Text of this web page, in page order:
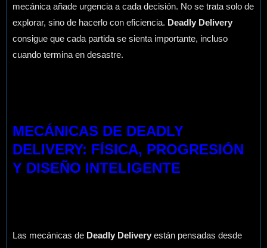
mecánica añade urgencia a cada decisión. No se trata solo de
explorar, sino de hacerlo con eficiencia. Deadly Delivery
consigue que cada partida se sienta importante, incluso
cuando termina en desastre.
MECÁNICAS DE DEADLY
DELIVERY: FÍSICA, PROGRESIÓN
Y DISEÑO INTELIGENTE
Las mecánicas de Deadly Delivery están pensadas desde